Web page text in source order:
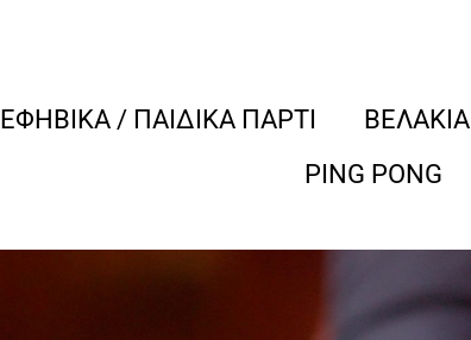
ΕΦΗΒΙΚΑ / ΠΑΙΔΙΚΑ ΠΑΡΤΙ ΒΕΛΑΚΙΑ
PING PONG